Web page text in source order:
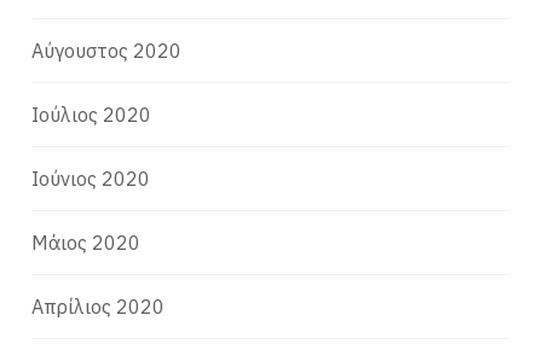
Αύγουστος 2020
Ιούλιος 2020
Ιούνιος 2020
Μάιος 2020
Απρίλιος 2020